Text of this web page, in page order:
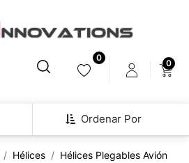
0
0
Ordenar Por
Hélices
Hélices Plegables Avión